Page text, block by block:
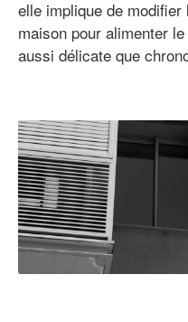
elle implique de modifier
maison pour alimenter
aussi délicate que